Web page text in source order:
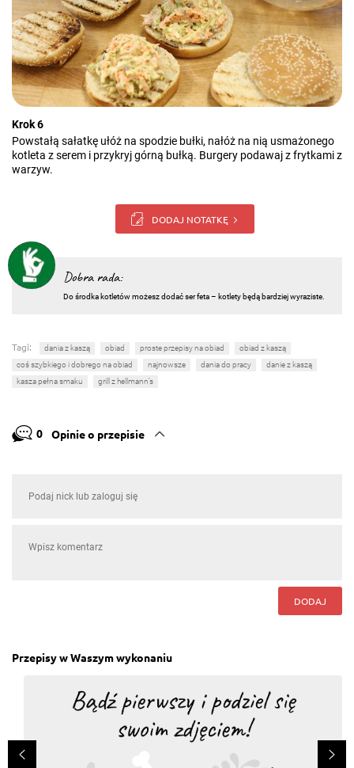
Krok 6
Powstałą sałatkę ułóż na spodzie bułki, nałóż na nią usmażonego
kotleta z serem i przykryj górną bułką. Burgery podawaj z frytkami z
warzyw.
DODAJ NOTATKĘ
Dobra rada:
Do środka kotletów możesz dodać ser feta – kotlety będą bardziej wyraziste.
Tagi: dania z kaszą obiad proste przepisy na obiad
obiad z kaszą
coś szybkiego i dobrego na obiad
najnowsze dania do pracy
danie z kaszą
kasza pełna smaku
grill z hellmann’s
0 Opinie o przepisie
DODAJ
Przepisy w Waszym wykonaniu